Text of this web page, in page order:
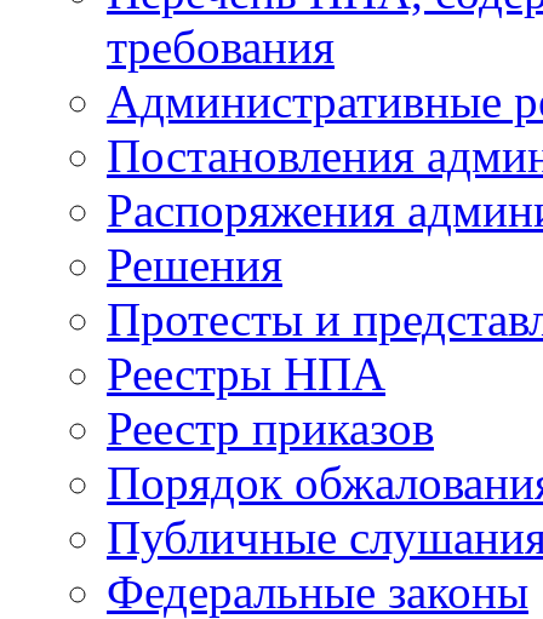
требования
Административные
Постановления
Распоряжения
Решения
Протесты и
Реестры НПА
Реестр приказов
Порядок
Публичные
Федеральные законы